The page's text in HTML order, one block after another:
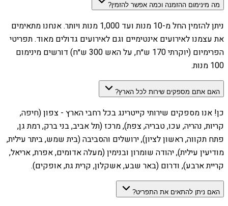
מה מינימום ההזמנה וכמה אפשר להזמין?
ניתן להזמין החל מ-10 מנות ועד 1,000 מנות ויותר. אנחנו מתאימים
את עצמנו לאירועים אינטימיים וגם לאירועים גדולים מאוד. תפריטי
הפרימיום (יוקרתי 170 ש״ח, על האש 300 ש״ח) דורשים מינימום
100 מנות.
האם אתם מספקים שירות לכל הארץ?
כן! אנו מספקים שירותי קייטרינג בכל רחבי הארץ - צפון (חיפה,
קריות, נהריה, עכו, טבריה, צפת), מרכז (תל אביב, בני ברק, רמת גן,
פתח תקווה, ראשון לציון), ירושלים והסביבה (בית שמש, ביתר עילית,
מודיעין עילית), יהודה שומרון ובנימין (מעלה אדומים, אפרת, אריאל,
קריית ארבע), ודרום (באר שבע, אשקלון, קרית גת, אופקים).
האם ניתן להתאים את התפריט?